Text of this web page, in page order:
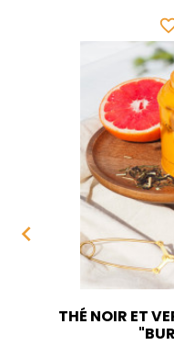

THÉ NOIR ET